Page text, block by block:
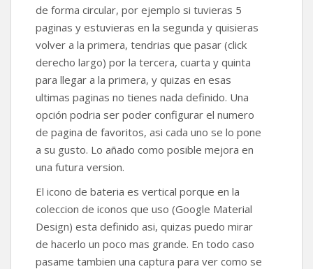
de forma circular, por ejemplo si tuvieras 5
paginas y estuvieras en la segunda y quisieras
volver a la primera, tendrias que pasar (click
derecho largo) por la tercera, cuarta y quinta
para llegar a la primera, y quizas en esas
ultimas paginas no tienes nada definido. Una
opción podria ser poder configurar el numero
de pagina de favoritos, asi cada uno se lo pone
a su gusto. Lo añado como posible mejora en
una futura version.
El icono de bateria es vertical porque en la
coleccion de iconos que uso (Google Material
Design) esta definido asi, quizas puedo mirar
de hacerlo un poco mas grande. En todo caso
pasame tambien una captura para ver como se